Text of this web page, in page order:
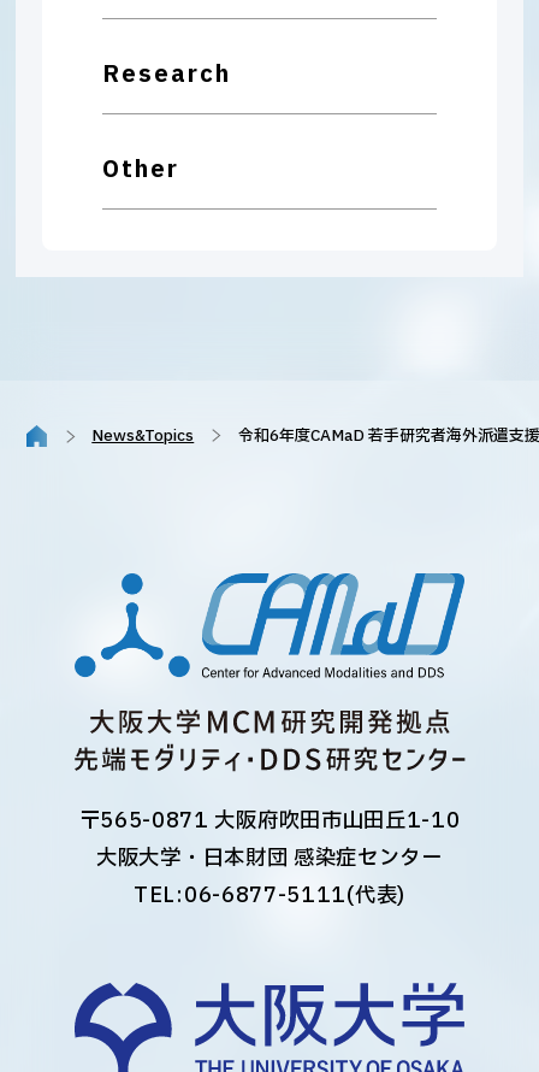
Research
Other
News&Topics 令和6年度CAMaD 若手研究者海外派遣支
〒565-0871 大阪府吹田市山田丘1-10
大阪大学・日本財団 感染症センター
TEL:06-6877-5111(代表)